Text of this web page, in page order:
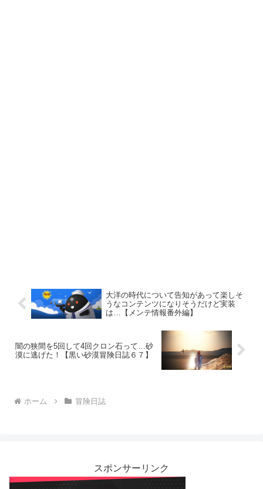
大洋の時代について告知があって楽しそ
うなコンテンツになりそうだけど実装
は…【メンテ情報番外編】
闇の狭間を5回して4回クロン石って…砂
漠に逃げた！【黒い砂漠冒険日誌６７】
ホーム 冒険日誌
スポンサーリンク